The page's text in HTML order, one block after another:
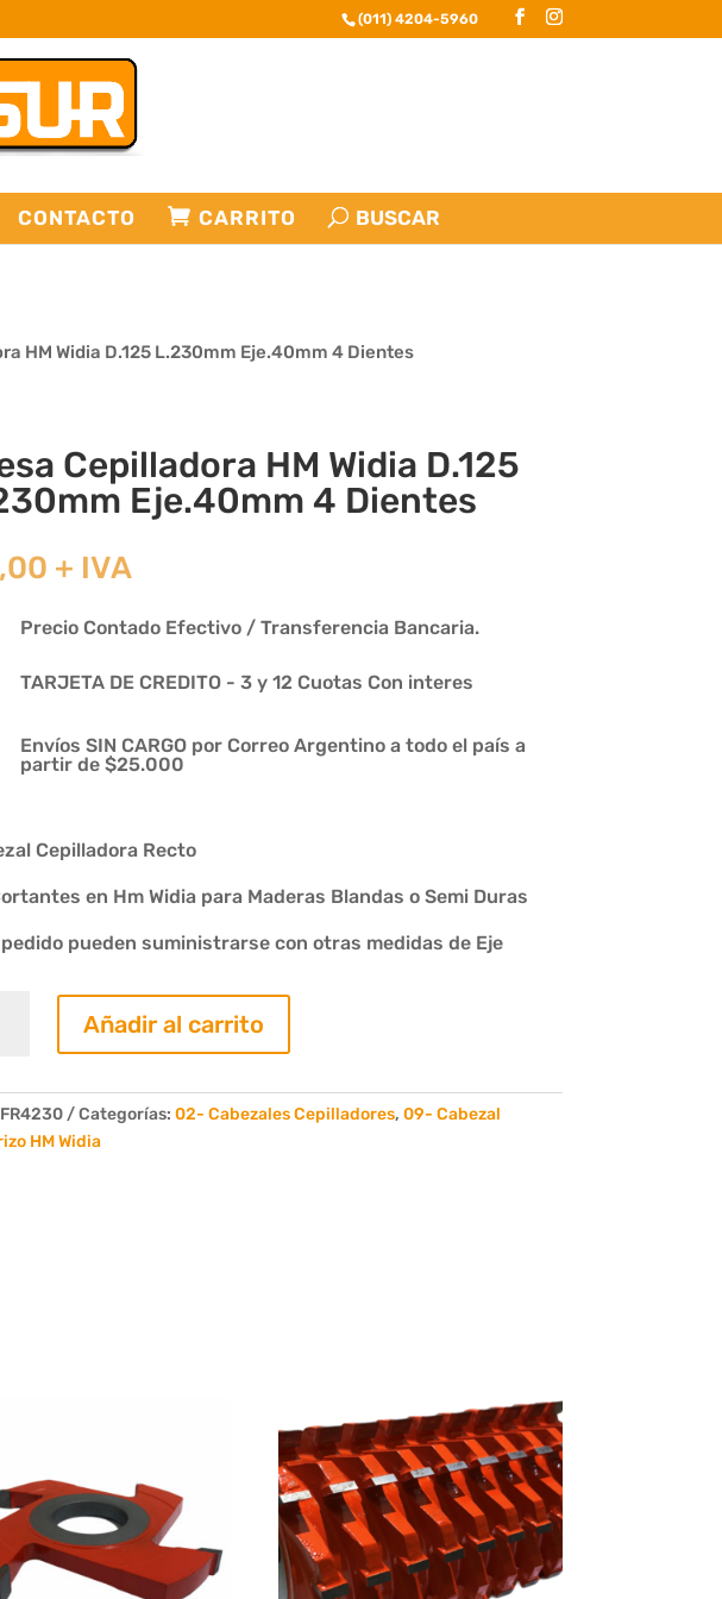
(011) 4204-5960
CONTACTO CARRITO
HM Widia D.125 L.230mm Eje.40mm 4 Dientes
Cepilladora HM Widia D.125
Eje.40mm 4 Dientes
+ IVA
Precio Contado Efectivo / Transferencia Bancaria.
TARJETA DE CREDITO - 3 y 12 Cuotas Con interes
Envíos SIN CARGO por Correo Argentino a todo el país a
partir de $25.000
Cepilladora Recto
en Hm Widia para Maderas Blandas o Semi Duras
pueden suministrarse con otras medidas de Eje
Añadir al carrito
FR4230 Categorías: 02- Cabezales Cepilladores, 09- Cabezal
HM Widia